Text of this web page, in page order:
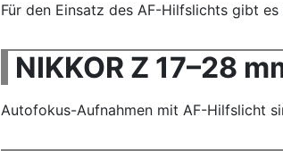
Für den Einsatz des AF-Hilfslichts gibt es
NIKKOR Z 17–28
Autofokus-Aufnahmen mit AF-Hilfslicht